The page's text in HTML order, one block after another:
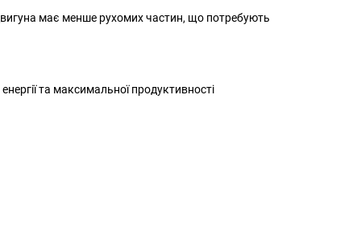
має менше рухомих частин, що потребують
та максимальної продуктивності